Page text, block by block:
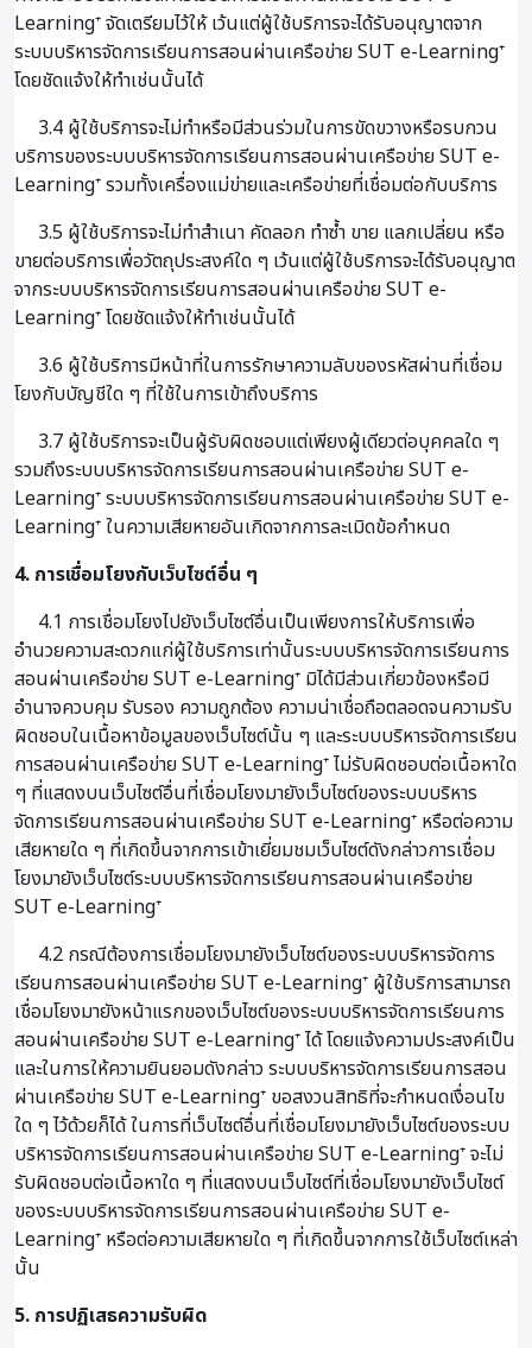
Learning⁺ จัดเตรียมไว้ให้ เว้นแต่ผู้ใช้บริการจะได้รับอนุญาตจาก
ระบบบริหารจัดการเรียนการสอนผ่านเครือข่าย SUT e-Learning⁺
โดยชัดแจ้งให้ทำเช่นนั้นได้
3.4 ผู้ใช้บริการจะไม่ทำหรือมีส่วนร่วมในการขัดขวางหรือรบกวน
บริการของระบบบริหารจัดการเรียนการสอนผ่านเครือข่าย SUT e-
Learning⁺ รวมทั้งเครื่องแม่ข่ายและเครือข่ายที่เชื่อมต่อกับบริการ
3.5 ผู้ใช้บริการจะไม่ทำสำเนา คัดลอก ทำซ้ำ ขาย แลกเปลี่ยน หรือ
ขายต่อบริการเพื่อวัตถุประสงค์ใด ๆ เว้นแต่ผู้ใช้บริการจะได้รับอนุญาต
จากระบบบริหารจัดการเรียนการสอนผ่านเครือข่าย SUT e-
Learning⁺ โดยชัดแจ้งให้ทำเช่นนั้นได้
3.6 ผู้ใช้บริการมีหน้าที่ในการรักษาความลับของรหัสผ่านที่เชื่อม
โยงกับบัญชีใด ๆ ที่ใช้ในการเข้าถึงบริการ
3.7 ผู้ใช้บริการจะเป็นผู้รับผิดชอบแต่เพียงผู้เดียวต่อบุคคลใด ๆ
รวมถึงระบบบริหารจัดการเรียนการสอนผ่านเครือข่าย SUT e-
Learning⁺ ระบบบริหารจัดการเรียนการสอนผ่านเครือข่าย SUT e-
Learning⁺ ในความเสียหายอันเกิดจากการละเมิดข้อกำหนด
4. การเชื่อมโยงกับเว็บไซต์อื่น ๆ
4.1 การเชื่อมโยงไปยังเว็บไซต์อื่นเป็นเพียงการให้บริการเพื่อ
อำนวยความสะดวกแก่ผู้ใช้บริการเท่านั้นระบบบริหารจัดการเรียนการ
สอนผ่านเครือข่าย SUT e-Learning⁺ มิได้มีส่วนเกี่ยวข้องหรือมี
อำนาจควบคุม รับรอง ความถูกต้อง ความน่าเชื่อถือตลอดจนความรับ
ผิดชอบในเนื้อหาข้อมูลของเว็บไซต์นั้น ๆ และระบบบริหารจัดการเรียน
การสอนผ่านเครือข่าย SUT e-Learning⁺ ไม่รับผิดชอบต่อเนื้อหาใด
ๆ ที่แสดงบนเว็บไซต์อื่นที่เชื่อมโยงมายังเว็บไซต์ของระบบบริหาร
จัดการเรียนการสอนผ่านเครือข่าย SUT e-Learning⁺ หรือต่อความ
เสียหายใด ๆ ที่เกิดขึ้นจากการเข้าเยี่ยมชมเว็บไซต์ดังกล่าวการเชื่อม
โยงมายังเว็บไซต์ระบบบริหารจัดการเรียนการสอนผ่านเครือข่าย
SUT e-Learning⁺
4.2 กรณีต้องการเชื่อมโยงมายังเว็บไซต์ของระบบบริหารจัดการ
เรียนการสอนผ่านเครือข่าย SUT e-Learning⁺ ผู้ใช้บริการสามารถ
เชื่อมโยงมายังหน้าแรกของเว็บไซต์ของระบบบริหารจัดการเรียนการ
สอนผ่านเครือข่าย SUT e-Learning⁺ ได้ โดยแจ้งความประสงค์เป็น
และในการให้ความยินยอมดังกล่าว ระบบบริหารจัดการเรียนการสอน
ผ่านเครือข่าย SUT e-Learning⁺ ขอสงวนสิทธิที่จะกำหนดเงื่อนไข
ใด ๆ ไว้ด้วยก็ได้ ในการที่เว็บไซต์อื่นที่เชื่อมโยงมายังเว็บไซต์ของระบบ
บริหารจัดการเรียนการสอนผ่านเครือข่าย SUT e-Learning⁺ จะไม่
รับผิดชอบต่อเนื้อหาใด ๆ ที่แสดงบนเว็บไซต์ที่เชื่อมโยงมายังเว็บไซต์
ของระบบบริหารจัดการเรียนการสอนผ่านเครือข่าย SUT e-
Learning⁺ หรือต่อความเสียหายใด ๆ ที่เกิดขึ้นจากการใช้เว็บไซต์เหล่า
นั้น
5. การปฏิเสธความรับผิด